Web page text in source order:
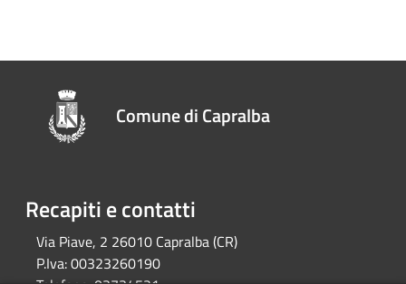
Comune di Capralba
Recapiti e contatti
Via Piave, 2 26010 Capralba (CR)
P.Iva:00323260190